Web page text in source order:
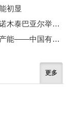
初显
中铝集团董事长段向东与蒙古国副总理诺木泰巴亚尔举行会谈
锻造无愧时代无愧使命的世界一流新质产能——中国有色金属工业的战略应对与破局之道（二）
更多